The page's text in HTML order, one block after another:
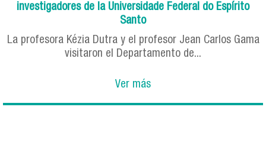
investigadores de la Universidade Federal do Espírito
Santo
La profesora Kézia Dutra y el profesor Jean Carlos Gama
visitaron el Departamento de...
Ver más